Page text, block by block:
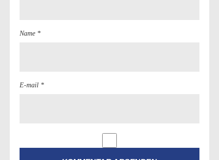
Name *
E-mail *